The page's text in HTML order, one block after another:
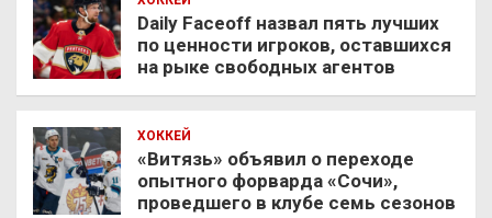
Daily Faceoff назвал пять лучших
по ценности игроков, оставшихся
на рыке свободных агентов
ХОККЕЙ
«Витязь» объявил о переходе
опытного форварда «Сочи»,
проведшего в клубе семь сезонов